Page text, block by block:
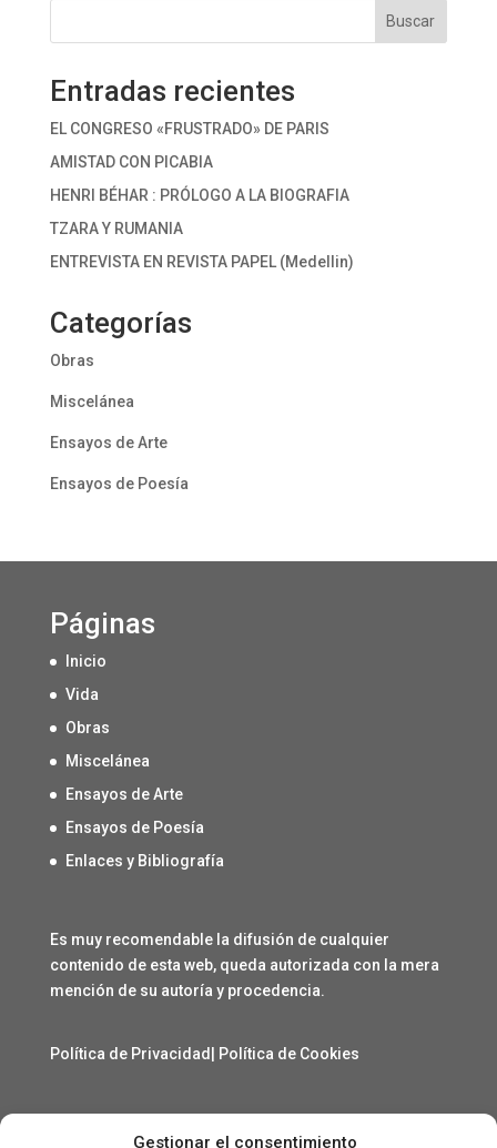
Gestionar el consentimiento
Buscar
Entradas recientes
EL CONGRESO «FRUSTRADO» DE PARIS
AMISTAD CON PICABIA
HENRI BÉHAR : PRÓLOGO A LA BIOGRAFIA
TZARA Y RUMANIA
ENTREVISTA EN REVISTA PAPEL (Medellin)
Categorías
Obras
Miscelánea
Ensayos de Arte
Ensayos de Poesía
Páginas
Inicio
Vida
Obras
Miscelánea
Ensayos de Arte
Ensayos de Poesía
Enlaces y Bibliografía
Es muy recomendable la difusión de cualquier
contenido de esta web, queda autorizada con la mera
mención de su autoría y procedencia.
Política de Privacidad Política de Cookies